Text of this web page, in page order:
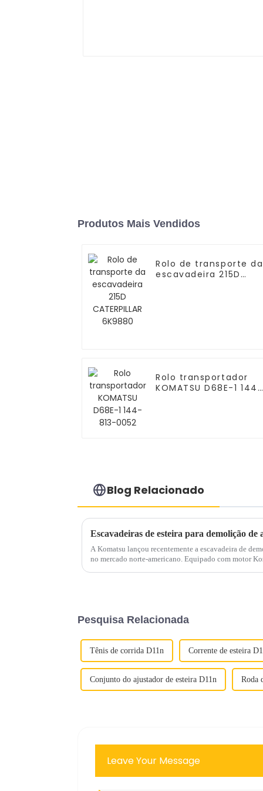
Produtos Mais Vendidos
Rolo de transporte da
escavadeira 215D
Rolo transportador
KOMATSU D68E-1 144-
Blog Relacionado
Escavadeiras de esteira para demolição de
A Komatsu lançou recentemente a escavadeira de
no mercado norte-americano. Equipado com motor Komatsu de 362 cavalos que oferece
Pesquisa Relacionada
Tênis de corrida D11n Corrente de esteira
Conjunto do ajustador de esteira D11n Roda
Leave Your Message